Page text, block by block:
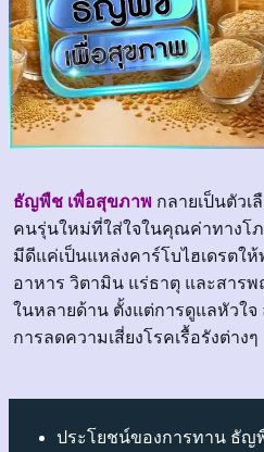
ธัญพืช เพื่อสุขภาพ กลายเป็นตัว
คนรุ่นใหม่ที่ใส่ใจในคุณค่าทางโ
มีดีแค่เป็นแหล่งคาร์โบไฮเดรตให้
อาหาร วิตามิน แร่ธาตุ และสาร
ในหลายด้าน ตั้งแต่การดูแลหัวใจ
การลดความเสี่ยงโรคเรื้อรังต่างๆ
ประโยชน์ของการทาน ธัญ